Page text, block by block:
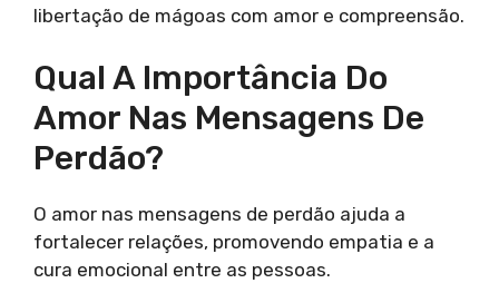
libertação de mágoas com amor e compreensão.
Qual A Importância Do
Amor Nas Mensagens De
Perdão?
O amor nas mensagens de perdão ajuda a
fortalecer relações, promovendo empatia e a
cura emocional entre as pessoas.